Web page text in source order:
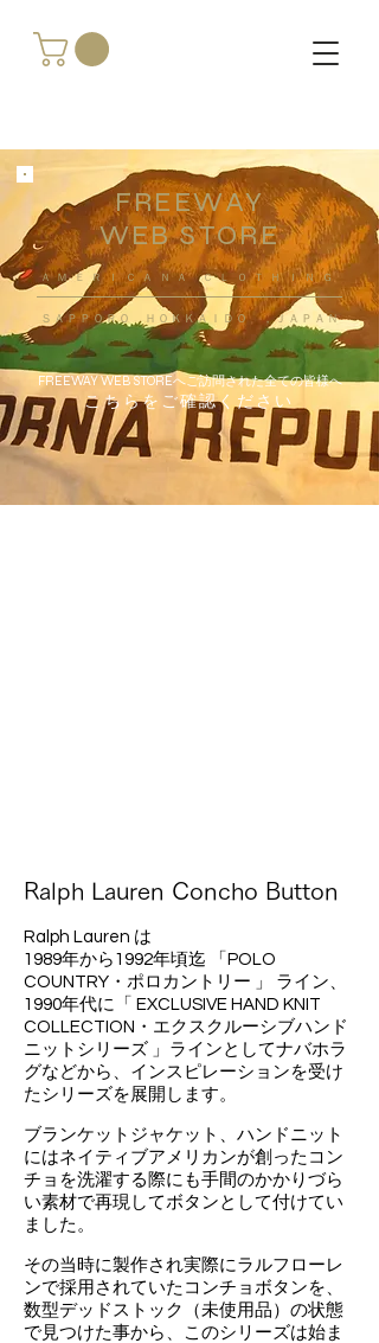
FREEWAY
WEB STORE
​ＡＭＥＲＩＣＡＮＡ ＣＬＯＴＨＩＮＧ
ＳＡＰＰＯＲＯ ＨＯＫＫＡＩＤＯ ，ＪＡＰＡＮ
FREEWAY WEB STOREへご訪問された全ての皆様へ
こちらをご確認ください
Ralph Lauren Concho Button
Ralph Lauren は
1989年から1992年頃迄 「POLO
COUNTRY・ポロカントリー 」 ライン、
1990年代に「 EXCLUSIVE HAND KNIT
COLLECTION・エクスクルーシブハンド
ニットシリーズ 」ラインとしてナバホラ
グなどから、インスピレーションを受け
たシリーズを展開します。
ブランケットジャケット、ハンドニット
にはネイティブアメリカンが創ったコン
チョを洗濯する際にも手間のかかりづら
い素材で再現してボタンとして付けてい
ました。
その当時に製作され実際にラルフローレ
ンで採用されていたコンチョボタンを、
数型デッドストック（未使用品）の状態
で見つけた事から、このシリーズは始ま